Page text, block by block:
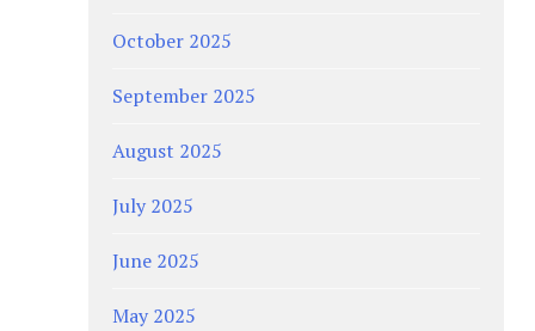
October 2025
September 2025
August 2025
July 2025
June 2025
May 2025